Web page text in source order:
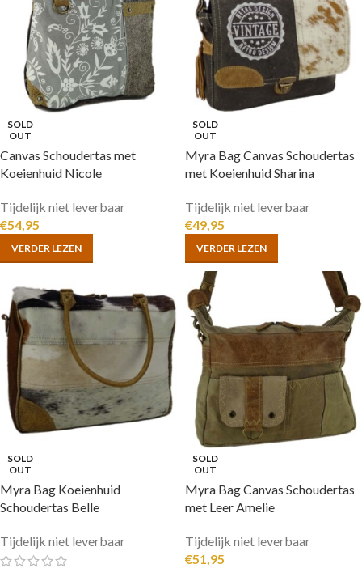
SOLD
OUT
Canvas Schoudertas met
Koeienhuid Nicole
Tijdelijk niet leverbaar
€54,95
VERDER LEZEN
SOLD
OUT
Myra Bag Canvas Schoudertas
met Koeienhuid Sharina
Tijdelijk niet leverbaar
€49,95
VERDER LEZEN
SOLD
OUT
Myra Bag Koeienhuid
Schoudertas Belle
Tijdelijk niet leverbaar
SOLD
OUT
Myra Bag Canvas Schoudertas
met Leer Amelie
Tijdelijk niet leverbaar
€51,95